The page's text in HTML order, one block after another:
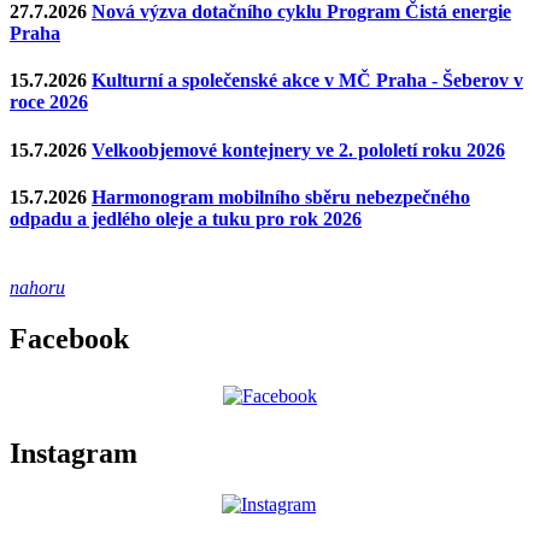
27.7.2026 Nová výzva dotačního cyklu Program Čistá energie
Praha
15.7.2026 Kulturní a společenské akce v MČ Praha - Šeberov v
roce 2026
15.7.2026 Velkoobjemové kontejnery ve 2. pololetí roku 2026
15.7.2026 Harmonogram mobilního sběru nebezpečného
odpadu a jedlého oleje a tuku pro rok 2026
nahoru
Facebook
Instagram